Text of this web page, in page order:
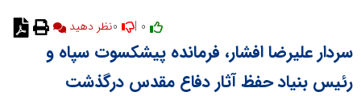
نظر دهید
سردار علیرضا افشار، فرمانده پیشکسوت سپاه و
رئیس بنیاد حفظ آثار دفاع مقدس درگذشت